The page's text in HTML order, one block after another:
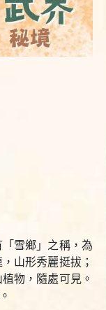
雪鄉」之稱，為
山形秀麗挺拔；
物，隨處可見。